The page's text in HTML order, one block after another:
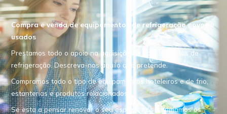
Compra e venda de equipamentos de refrigeração novos e
usados
Prestamos todo o apoio na aquisição de equipamentos de
refrigeração. Descreva-nos aquilo que pretende.
Compramos todo o tipo de equipamentos hoteleiros e de frio,
estanterias e produtos relacionados.
Se esta a pensar renovar o seu espaço, nós retomamos os